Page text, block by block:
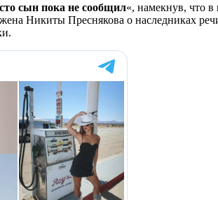
сын пока не сообщил«, намекнув, что в
Никиты Преснякова о наследниках